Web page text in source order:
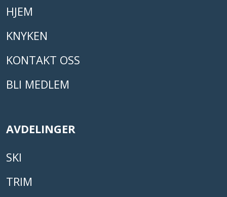
HJEM
KNYKEN
KONTAKT OSS
BLI MEDLEM
AVDELINGER
SKI
TRIM